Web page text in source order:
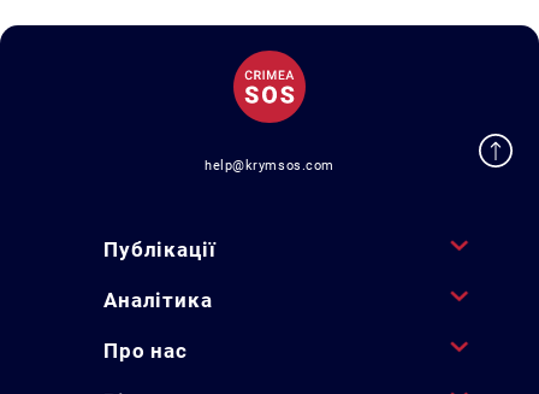
help@krymsos.com
Публікації
Аналітика
Про нас